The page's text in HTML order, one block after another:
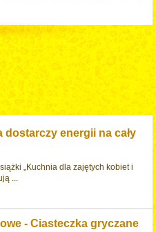
dostarczy energii na cały
„Kuchnia dla zajętych kobiet i
...
- Ciasteczka gryczane